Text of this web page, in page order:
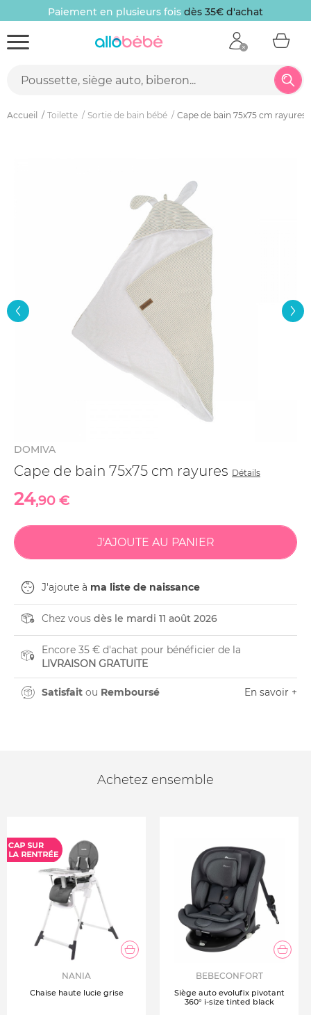
Paiement en plusieurs fois dès 35€ d'achat
Accueil Toilette Sortie de bain bébé Cape de bain 75x75 cm rayures
DOMIVA
Cape de bain 75x75 cm rayures Détails
24,90 €
J'ajoute à ma liste de naissance
Chez vous dès le mardi 11 août 2026
Encore 35 € d'achat pour bénéficier de la
LIVRAISON GRATUITE
Satisfait ou Remboursé En savoir +
Achetez ensemble
NANIA
Chaise haute lucie grise
BEBECONFORT
Siège auto evolufix pivotant
360° i-size tinted black